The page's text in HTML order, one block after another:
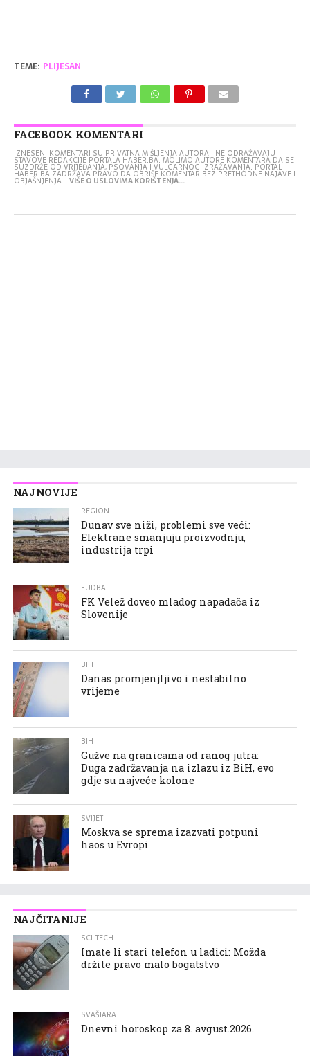
TEME: PLIJESAN
FACEBOOK KOMENTARI
IZNESENI KOMENTARI SU PRIVATNA MIŠLJENJA AUTORA I NE ODRAŽAVAJU
STAVOVE REDAKCIJE PORTALA HABER.BA. MOLIMO AUTORE KOMENTARA DA SE
SUZDRŽE OD VRIJEĐANJA, PSOVANJA I VULGARNOG IZRAŽAVANJA. PORTAL
HABER.BA ZADRŽAVA PRAVO DA OBRIŠE KOMENTAR BEZ PRETHODNE NAJAVE I
OBJAŠNJENJA -VIŠE O USLOVIMA KORIŠTENJA...
NAJNOVIJE
REGION
Dunav sve niži, problemi sve veći:
Elektrane smanjuju proizvodnju,
industrija trpi
FUDBAL
FK Velež doveo mladog napadača iz
Slovenije
BIH
Danas promjenjljivo i nestabilno
vrijeme
BIH
Gužve na granicama od ranog jutra:
Duga zadržavanja na izlazu iz BiH, evo
gdje su najveće kolone
SVIJET
Moskva se sprema izazvati potpuni
haos u Evropi
NAJČITANIJE
SCI-TECH
Imate li stari telefon u ladici: Možda
držite pravo malo bogatstvo
SVAŠTARA
Dnevni horoskop za 8. avgust.2026.